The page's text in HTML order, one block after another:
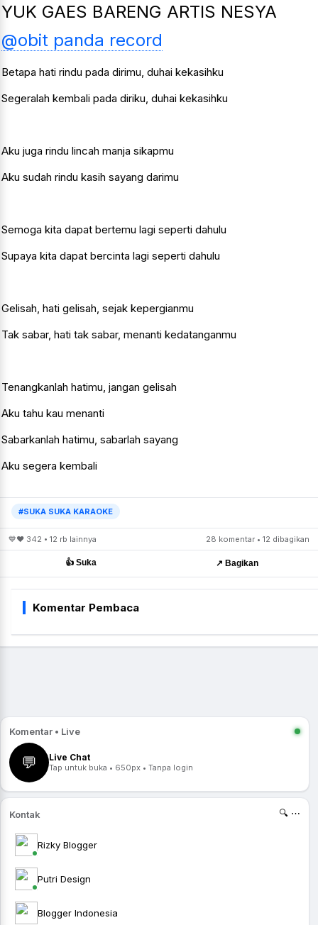
YUK GAES BARENG ARTIS NESYA
@obit panda record
Betapa hati rindu pada dirimu, duhai kekasihku
Segeralah kembali pada diriku, duhai kekasihku
Aku juga rindu lincah manja sikapmu
Aku sudah rindu kasih sayang darimu
Semoga kita dapat bertemu lagi seperti dahulu
Supaya kita dapat bercinta lagi seperti dahulu
Gelisah, hati gelisah, sejak kepergianmu
Tak sabar, hati tak sabar, menanti kedatanganmu
Tenangkanlah hatimu, jangan gelisah
Aku tahu kau menanti
Sabarkanlah hatimu, sabarlah sayang
Aku segera kembali
#SUKA SUKA KARAOKE
💙❤️ 342 • 12 rb lainnya 28 komentar • 12 dibagikan
👍 Suka ↗️ Bagikan
Komentar Pembaca
Komentar • Live
💬 Live Chat
Tap untuk buka • 650px • Tanpa login
Kontak 🔍 ⋯
Rizky Blogger
Putri Design
Blogger Indonesia